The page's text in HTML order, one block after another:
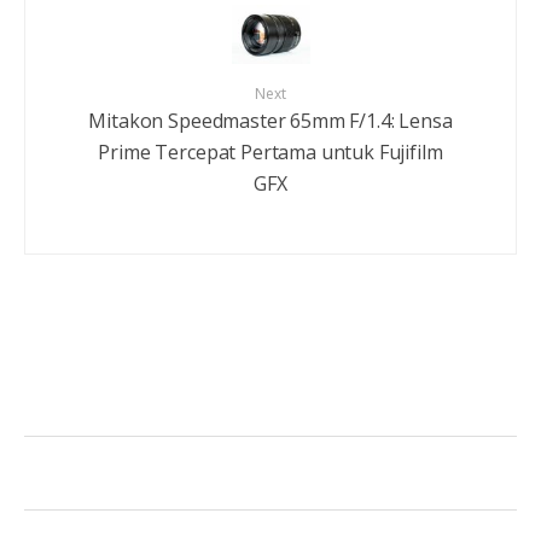
Next
Mitakon Speedmaster 65mm F/1.4: Lensa
Prime Tercepat Pertama untuk Fujifilm
GFX